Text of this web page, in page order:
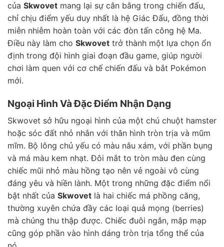
của Skwovet mang lại sự cân bằng trong chiến đấu,
chỉ chịu điểm yếu duy nhất là hệ Giác Đấu, đồng thời
miễn nhiễm hoàn toàn với các đòn tấn công hệ Ma.
Điều này làm cho Skwovet trở thành một lựa chọn ổn
định trong đội hình giai đoạn đầu game, giúp người
chơi làm quen với cơ chế chiến đấu và bắt Pokémon
mới.
Ngoại Hình Và Đặc Điểm Nhận Dạng
Skwovet sở hữu ngoại hình của một chú chuột hamster
hoặc sóc đất nhỏ nhắn với thân hình tròn trịa và mũm
mĩm. Bộ lông chủ yếu có màu nâu xám, với phần bụng
và má màu kem nhạt. Đôi mắt to tròn màu đen cùng
chiếc mũi nhỏ màu hồng tạo nên vẻ ngoài vô cùng
đáng yêu và hiền lành. Một trong những đặc điểm nổi
bật nhất của Skwovet là hai chiếc má phồng căng,
thường xuyên chứa đầy các loại quả mọng (berries)
mà chúng thu thập được. Chiếc đuôi ngắn, mập mạp
cũng góp phần vào hình dáng tròn trịa tổng thể của